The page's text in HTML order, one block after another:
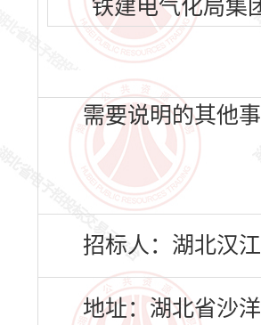
铁建电气化局集
需要说明的其他事
招标人：湖北汉
地址：湖北省沙